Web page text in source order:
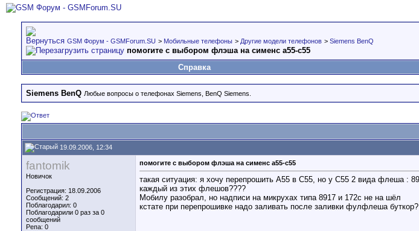
GSM Форум - GSMForum.SU > Мобильные телефоны > Другие модели телефонов > Siemens BenQ
помогите с выбором флэша на сименс а55-с55
Справка
Siemens BenQ Любые вопросы о телефонах Siemens, BenQ Siemens.
19.09.2006, 12:34
fantomik
Новичок
Регистрация: 18.09.2006
Сообщений: 2
Поблагодарил: 0
Поблагодарили 0 раз за 0
сообщений
Репа: 0
помогите с выбором флэша на сименс а55-с55
такая ситуация: я хочу перепрошить А55 в С55, но у С55 2 вида флеша :
каждый из этих флешов????
Мобилу разобрал, но надписи на микрухах типа 8917 и 172с не на шёл
кстате при перепрошивке надо заливать после заливки фулфлеша